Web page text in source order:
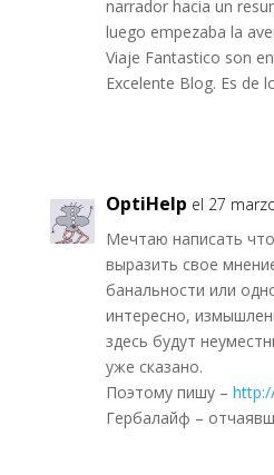
narrador hacia un
luego empezaba la
Viaje Fantastico son
Excelente Blog. Es de
OptiHelp el 27
Мечтаю написать
выразить свое
банальности или
интересно,
здесь будут
уже сказано.
Поэтому пишу –
Гербалайф –